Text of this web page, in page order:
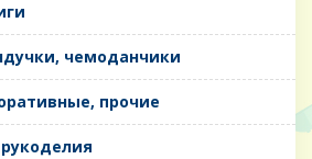
чемоданчики
прочие